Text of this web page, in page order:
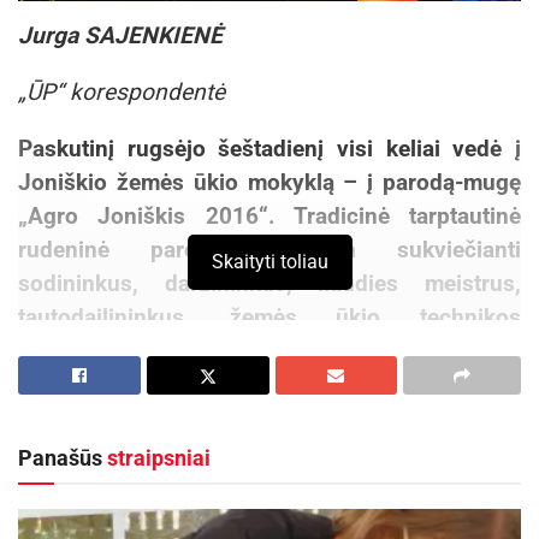
Jurga SAJENKIENĖ
„ŪP“ korespondentė
Paskutinį rugsėjo šeštadienį visi keliai vedė į
Joniškio žemės ūkio mokyklą – į parodą-mugę
„Agro Joniškis 2016“. Tradicinė tarptautinė
rudeninė paroda, draugėn sukviečianti
sodininkus, daržininkus, liaudies meistrus,
tautodailininkus, žemės ūkio technikos
gamintojus ir pardavėjus, maisto perdirbimo
įmones bei ūkininkus, šiemet buvo jubiliejinė –
Mugės laukia jau nuo vasaros
Renginio sumanytojas ir organizatorius, Joniškio
Skaityti toliau
Panašūsstraipsniai